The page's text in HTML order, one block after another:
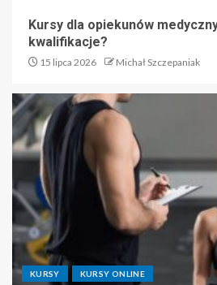
Kursy dla opiekunów
kwalifikacje?
15 lipca 2026 Michał Szczepaniak
KURSY KURSY ONLINE